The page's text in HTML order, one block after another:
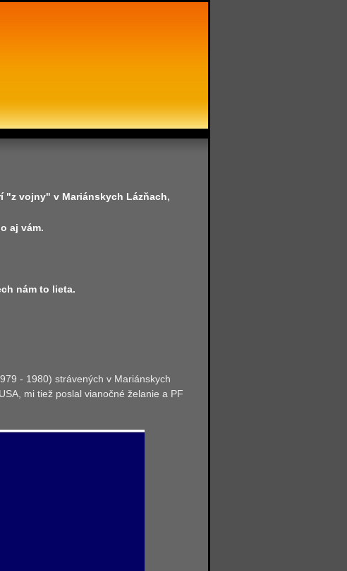
"z vojny" v Mariánskych Lázňach,
aj vám.
nám to lieta.
- 1980) strávených v Mariánskych
mi tiež poslal vianočné želanie a PF